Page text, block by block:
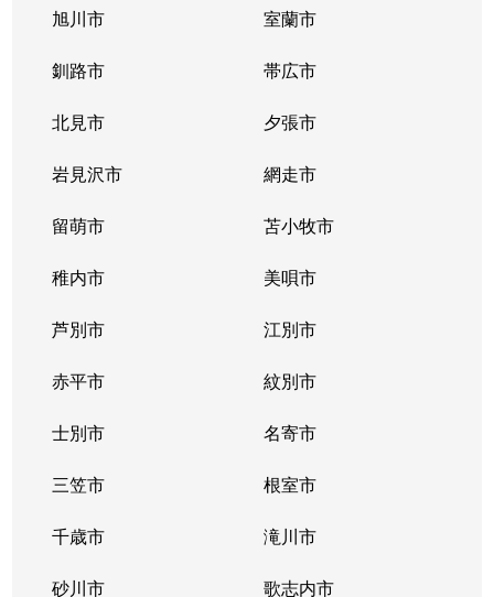
豊平２条
東札幌
豊平２条
東札幌
豊平３条
学園前(札幌)
豊平４条
豊平公園
豊平４条
豊平公園
豊平４条
豊平公園
豊平６条
学園前(札幌)
豊平８条
学園前(札幌)
豊平８条
豊平公園
豊平９条
豊平公園
中の島１条
中の島
旭川市 室蘭市
釧路市 帯広市
北見市 夕張市
岩見沢市 網走市
留萌市 苫小牧市
稚内市 美唄市
芦別市 江別市
赤平市 紋別市
士別市 名寄市
三笠市 根室市
千歳市 滝川市
砂川市 歌志内市